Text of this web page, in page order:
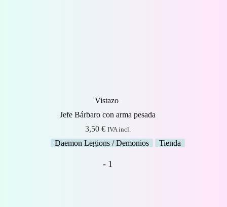
Vistazo
Jefe Bárbaro con arma pesada
3,50 € IVA incl.
Daemon Legions / Demonios Tienda